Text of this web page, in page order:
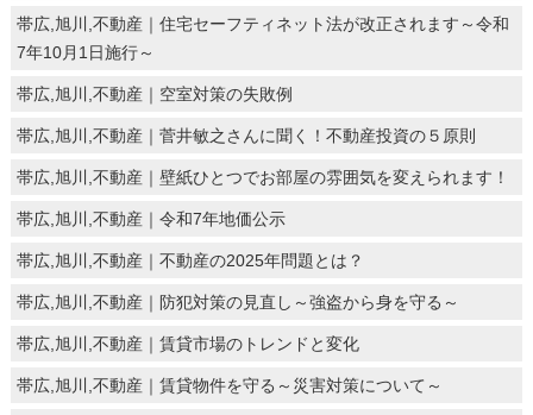
帯広,旭川,不動産｜住宅セーフティネット法が改正されます～令和
7年10月1日施行～
帯広,旭川,不動産｜空室対策の失敗例
帯広,旭川,不動産｜菅井敏之さんに聞く！不動産投資の５原則
帯広,旭川,不動産｜壁紙ひとつでお部屋の雰囲気を変えられます！
帯広,旭川,不動産｜令和7年地価公示
帯広,旭川,不動産｜不動産の2025年問題とは？
帯広,旭川,不動産｜防犯対策の見直し～強盗から身を守る～
帯広,旭川,不動産｜賃貸市場のトレンドと変化
帯広,旭川,不動産｜賃貸物件を守る～災害対策について～